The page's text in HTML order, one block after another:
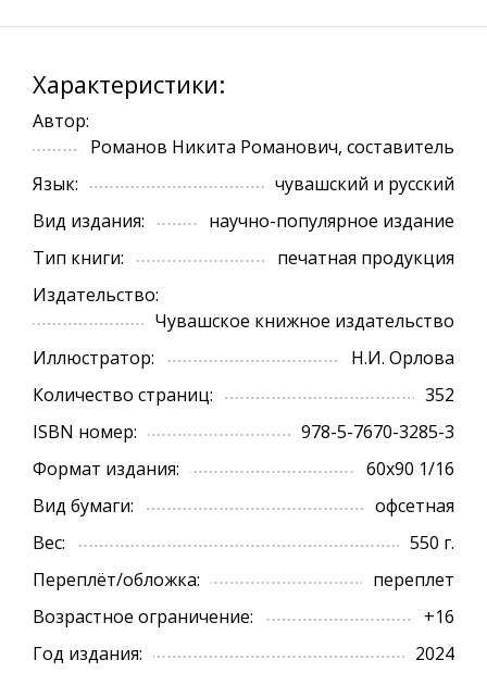
Характеристики:
Автор:
Романов Никита Романович, составитель
Язык:
чувашский и русский
Вид издания:
научно-популярное издание
Тип книги:
печатная продукция
Издательство:
Чувашское книжное издательство
Иллюстратор:
Н.И. Орлова
Количество страниц:
352
ISBN номер:
978-5-7670-3285-3
Формат издания:
60х90 1/16
Вид бумаги:
офсетная
Вес:
550 г.
Переплёт/обложка:
переплет
Возрастное ограничение:
+16
Год издания:
2024